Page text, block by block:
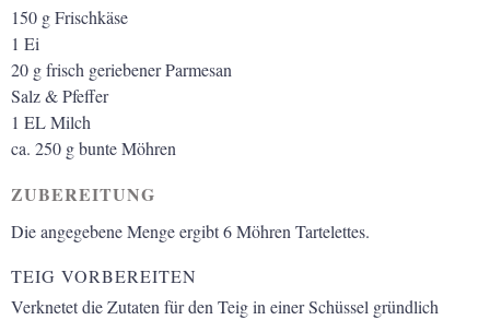
150 gFrischkäse
1 Ei
20 gfrisch geriebener Parmesan
Salz & Pfeffer
1 ELMilch
ca. 250 gbunte Möhren
ZUBEREITUNG
Die angegebene Menge ergibt 6 Möhren Tartelettes.
TEIG VORBEREITEN
Verknetet die Zutaten für den Teig in einer Schüssel gründlich